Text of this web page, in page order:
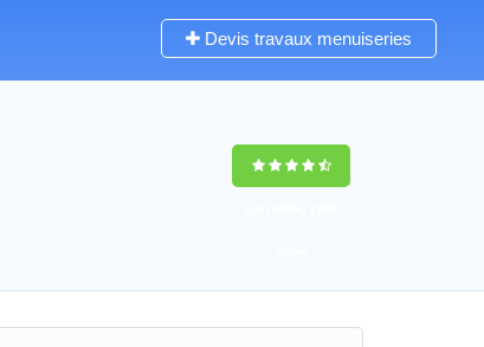
Devis travaux menuiseries